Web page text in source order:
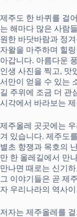
제주도 한 바퀴를 걸
는 해마다 많은 사람
원한 바닷바람과 정
자왈을 마주하며 힐
아갑니다. 아름다운
인생 사진을 찍고, 맛
서만이 얻을 수 있는
길 주위에 조금 더 관
시각에서 바라보는
제주올레 곳곳에는
겨 있습니다. 제주도
별초 항쟁과 목호의
만 한 올레길에서 만
만나면 때로는 신기
그 이야기들은 곧 제
자 우리나라의 역사
저자는 제주올레를